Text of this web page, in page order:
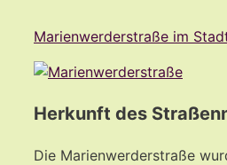
Marienwerderstraße im
Herkunft des
Die Marienwerderstraße